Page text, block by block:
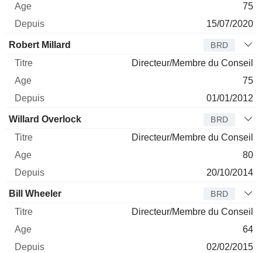
75
15/07/2020
Robert Millard BRD
Directeur/Membre du Conseil
75
01/01/2012
Willard Overlock BRD
Directeur/Membre du Conseil
80
20/10/2014
Bill Wheeler BRD
Directeur/Membre du Conseil
64
02/02/2015